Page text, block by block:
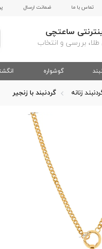
تماس با ما ضمانت ارسال
ساعتچی
طلا، بررسی و انتخاب
گوشواره
زنانه گردنبند با زنجیر